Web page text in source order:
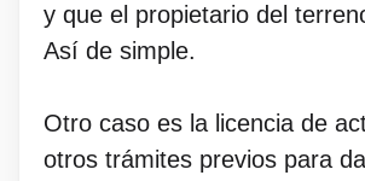
y que el propietario del
Así de simple.
Otro caso es la licencia de
otros trámites previos para